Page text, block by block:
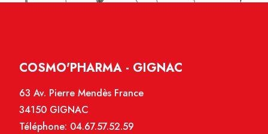
COSMO'PHARMA - GIGNAC
63 Av. Pierre Mendès France
34150 GIGNAC
Téléphone: 04.67.57.52.59